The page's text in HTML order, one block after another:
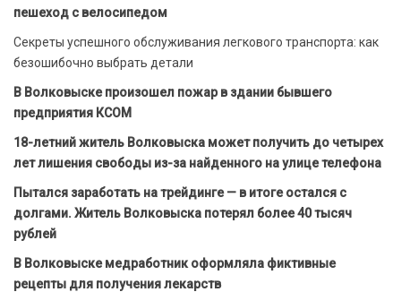
пешеход с велосипедом
Секреты успешного обслуживания легкового транспорта: как
безошибочно выбрать детали
В Волковыске произошел пожар в здании бывшего
предприятия КСОМ
18-летний житель Волковыска может получить до четырех
лет лишения свободы из-за найденного на улице телефона
Пытался заработать на трейдинге — в итоге остался с
долгами. Житель Волковыска потерял более 40 тысяч
рублей
В Волковыске медработник оформляла фиктивные
рецепты для получения лекарств